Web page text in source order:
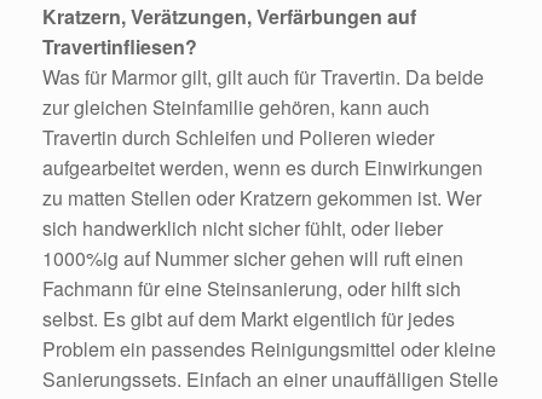
Kratzern, Verätzungen, Verfärbungen auf
Travertinfliesen?
Was für Marmor gilt, gilt auch für Travertin. Da beide
zur gleichen Steinfamilie gehören, kann auch
Travertin durch Schleifen und Polieren wieder
aufgearbeitet werden, wenn es durch Einwirkungen
zu matten Stellen oder Kratzern gekommen ist. Wer
sich handwerklich nicht sicher fühlt, oder lieber
1000%ig auf Nummer sicher gehen will ruft einen
Fachmann für eine Steinsanierung, oder hilft sich
selbst. Es gibt auf dem Markt eigentlich für jedes
Problem ein passendes Reinigungsmittel oder kleine
Sanierungssets. Einfach an einer unauffälligen Stelle